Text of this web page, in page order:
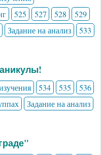
525 527 528
529
Задание на анализ
533
534 535
536
Задание на анализ